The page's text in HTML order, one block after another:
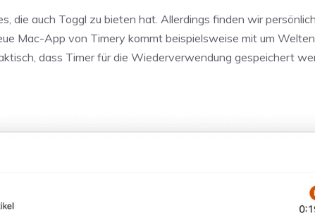
die auch Toggl zu bieten hat. Allerdings finden wir
Mac-App von Timery kommt beispielsweise mit um
dass Timer für die Wiederverwendung gespeichert